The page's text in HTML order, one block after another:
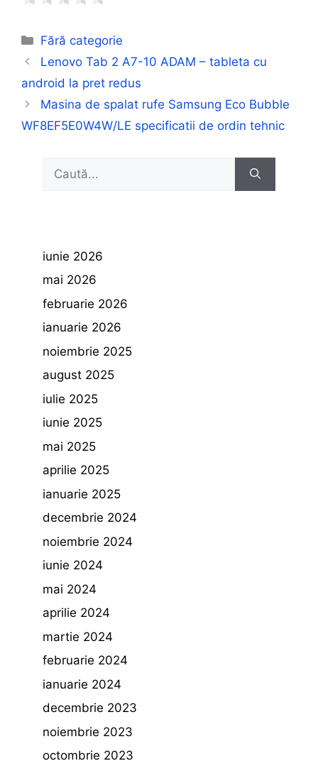
Categorii
Fără categorie
Lenovo Tab 2 A7-10 ADAM – tableta cu
android la pret redus
Masina de spalat rufe Samsung Eco Bubble
WF8EF5E0W4W/LE specificatii de ordin tehnic
după:
iunie 2026
mai 2026
februarie 2026
ianuarie 2026
noiembrie 2025
august 2025
iulie 2025
iunie 2025
mai 2025
aprilie 2025
ianuarie 2025
decembrie 2024
noiembrie 2024
iunie 2024
mai 2024
aprilie 2024
martie 2024
februarie 2024
ianuarie 2024
decembrie 2023
noiembrie 2023
octombrie 2023